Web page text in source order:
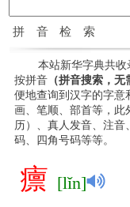
拼音检索
本站新华字典共收
按拼音（拼音搜索，无
便地查询到汉字的字意
画、笔顺、部首等，此
历）、真人发音、注音
码、四角号码等等。
癝 [lǐn]